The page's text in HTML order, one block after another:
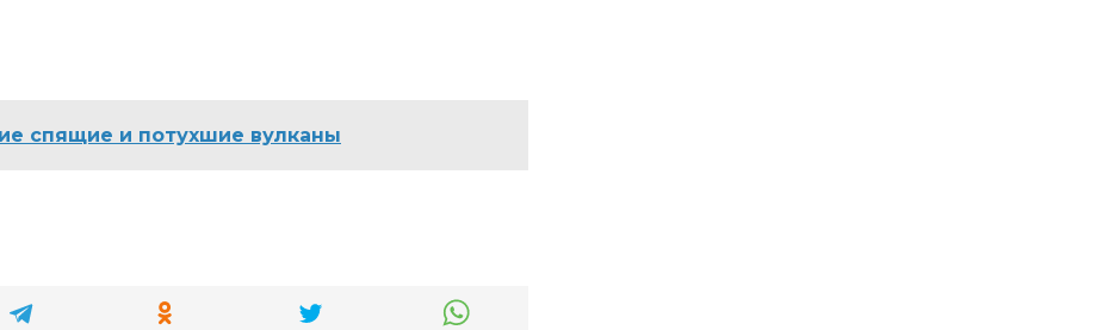
спящие и потухшие вулканы